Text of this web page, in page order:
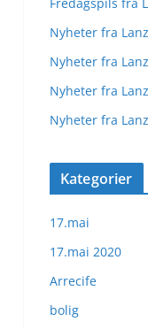
Nyheter fra
Nyheter fra
Nyheter fra
Nyheter fra
Kategorier
17.mai
17.mai 2020
Arrecife
bolig